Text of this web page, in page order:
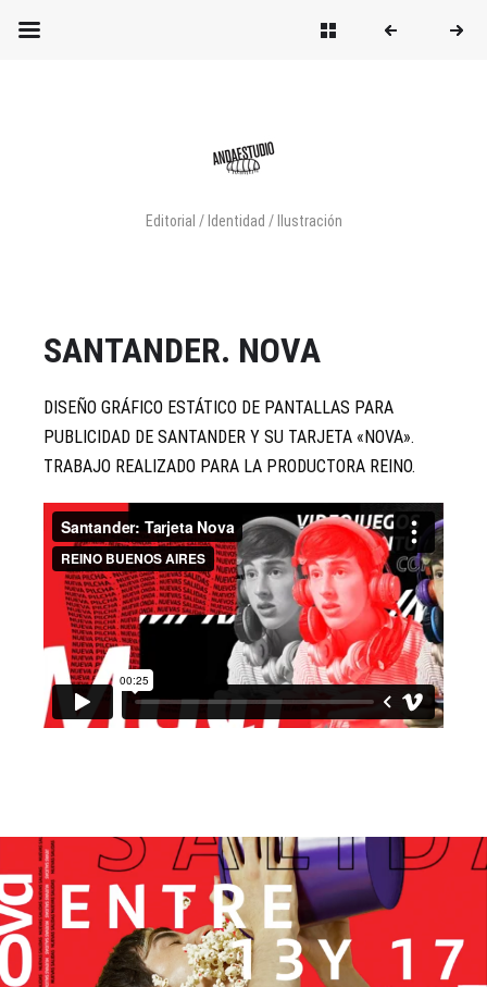
Editorial / Identidad / Ilustración
SANTANDER. NOVA
DISEÑO GRÁFICO ESTÁTICO DE PANTALLAS PARA
PUBLICIDAD DE SANTANDER Y SU TARJETA «NOVA».
TRABAJO REALIZADO PARA LA PRODUCTORA REINO.